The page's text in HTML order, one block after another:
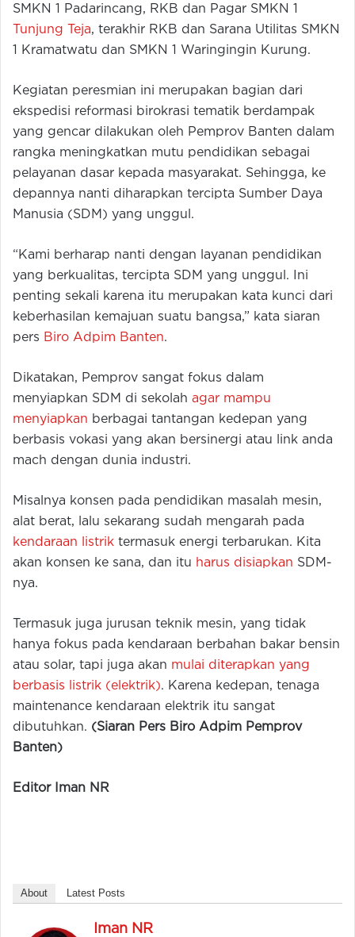
SMKN 1 Padarincang, RKB dan Pagar SMKN 1
Tunjung Teja, terakhir RKB dan Sarana Utilitas SMKN
1 Kramatwatu dan SMKN 1 Waringingin Kurung.
Kegiatan peresmian ini merupakan bagian dari
ekspedisi reformasi birokrasi tematik berdampak
yang gencar dilakukan oleh Pemprov Banten dalam
rangka meningkatkan mutu pendidikan sebagai
pelayanan dasar kepada masyarakat. Sehingga, ke
depannya nanti diharapkan tercipta Sumber Daya
Manusia (SDM) yang unggul.
“Kami berharap nanti dengan layanan pendidikan
yang berkualitas, tercipta SDM yang unggul. Ini
penting sekali karena itu merupakan kata kunci dari
keberhasilan kemajuan suatu bangsa,” kata siaran
pers Biro Adpim Banten.
Dikatakan, Pemprov sangat fokus dalam
menyiapkan SDM di sekolah agar mampu
menyiapkan berbagai tantangan kedepan yang
berbasis vokasi yang akan bersinergi atau link anda
mach dengan dunia industri.
Misalnya konsen pada pendidikan masalah mesin,
alat berat, lalu sekarang sudah mengarah pada
kendaraan listrik termasuk energi terbarukan. Kita
akan konsen ke sana, dan itu harus disiapkan SDM-
nya.
Termasuk juga jurusan teknik mesin, yang tidak
hanya fokus pada kendaraan berbahan bakar bensin
atau solar, tapi juga akan mulai diterapkan yang
berbasis listrik (elektrik). Karena kedepan, tenaga
maintenance kendaraan elektrik itu sangat
dibutuhkan. (Siaran Pers Biro Adpim Pemprov
Banten)
Editor Iman NR
About Latest Posts
Iman NR